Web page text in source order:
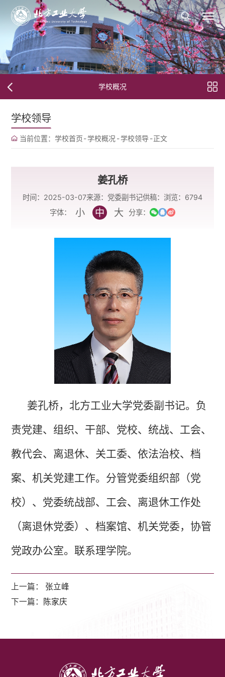
学校概况
学校领导
当前位置： 学校首页-学校概况 -学校领导-正文
姜孔桥
时间：2025-03-07来源：党委副书记供稿： 浏览： 6794
字体：
小 中 大 分享：
姜孔桥，北方工业大学党委副书记。 负
责党建、组织、干部、党校、统战、工会、
教代会、离退休、关工委、依法治校、档
案、机关党建工作。 分管党委组织部（党
校）、党委统战部、工会、离退休工作处
（离退休党委）、档案馆、机关党委，协管
党政办公室。联系理学院。
上一篇：
张立峰
下一篇： 陈家庆